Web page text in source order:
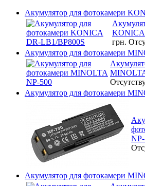
Акумулятор для фотокамери
KONICA
грн.
Акумулятор для фотокамери
Акумулятор для фотокамери
Акумулятор для фотокамери